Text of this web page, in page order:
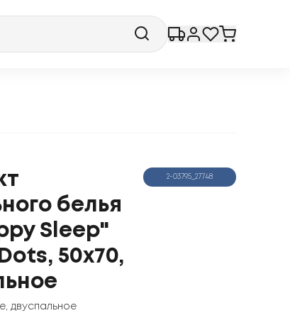
белья
Sleep"
50x70,
двуспальное
2-03795_27748